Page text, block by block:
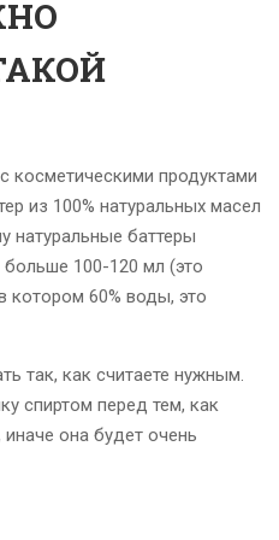
косметическими продуктами
из 100% натуральных масел
натуральные баттеры
100-120 мл (это
котором 60% воды, это
так, как считаете нужным.
спиртом перед тем, как
иначе она будет очень